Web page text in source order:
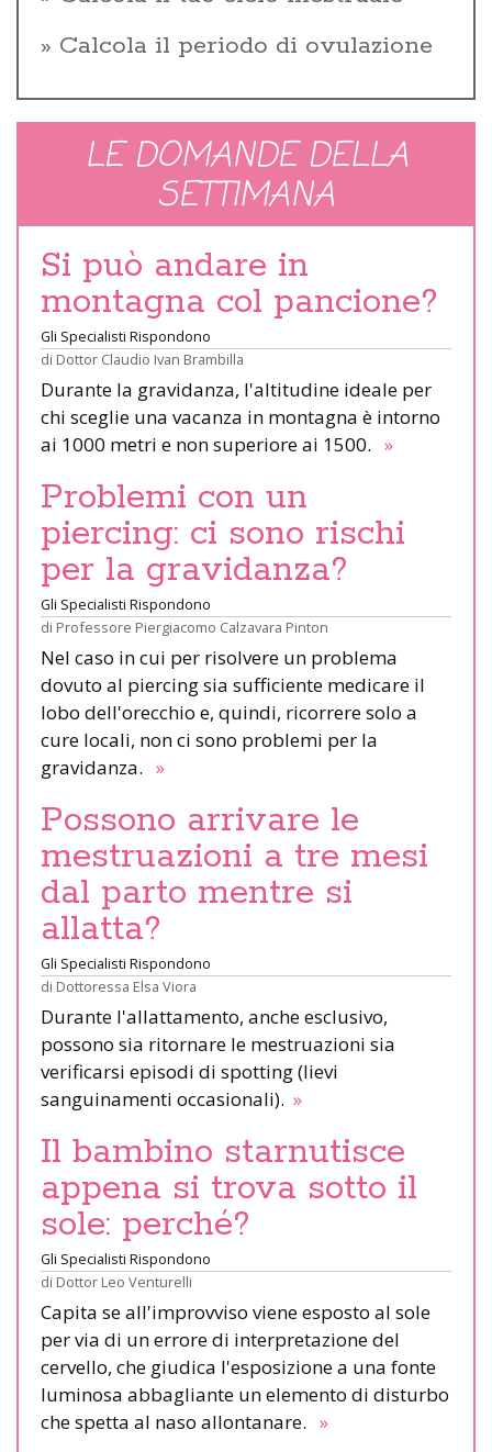
Calcola il periodo di ovulazione
LE DOMANDE DELLA
SETTIMANA
Si può andare in
montagna col pancione?
Gli Specialisti Rispondono
di Dottor Claudio Ivan Brambilla
Durante la gravidanza, l'altitudine ideale per
chi sceglie una vacanza in montagna è intorno
ai 1000 metri e non superiore ai 1500. »
Problemi con un
piercing: ci sono rischi
per la gravidanza?
Gli Specialisti Rispondono
di Professore Piergiacomo Calzavara Pinton
Nel caso in cui per risolvere un problema
dovuto al piercing sia sufficiente medicare il
lobo dell'orecchio e, quindi, ricorrere solo a
cure locali, non ci sono problemi per la
gravidanza. »
Possono arrivare le
mestruazioni a tre mesi
dal parto mentre si
allatta?
Gli Specialisti Rispondono
di Dottoressa Elsa Viora
Durante l'allattamento, anche esclusivo,
possono sia ritornare le mestruazioni sia
verificarsi episodi di spotting (lievi
sanguinamenti occasionali). »
Il bambino starnutisce
appena si trova sotto il
sole: perché?
Gli Specialisti Rispondono
di Dottor Leo Venturelli
Capita se all'improvviso viene esposto al sole
per via di un errore di interpretazione del
cervello, che giudica l'esposizione a una fonte
luminosa abbagliante un elemento di disturbo
che spetta al naso allontanare. »